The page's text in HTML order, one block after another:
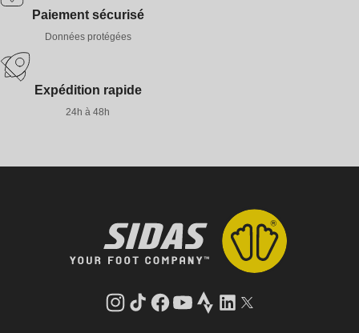
Paiement sécurisé
Données protégées
Expédition rapide
24h à 48h
Instagram
Tik
Facebook
YouTube
StravaLinkedInTwitter